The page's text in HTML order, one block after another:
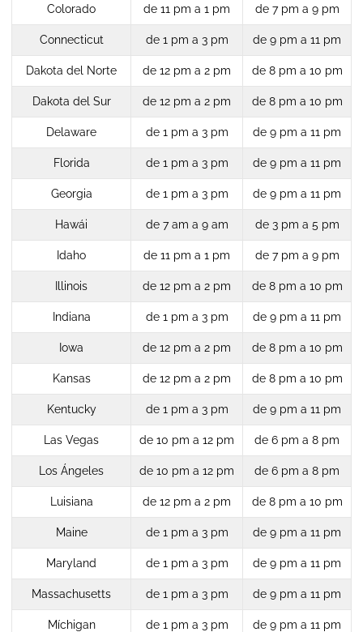
Colorado de 11 pm a 1 pm de 7 pm a 9 pm
Connecticut de 1 pm a 3 pm de 9 pm a 11 pm
Dakota del Norte de 12 pm a 2 pm de 8 pm a 10 pm
Dakota del Sur de 12 pm a 2 pm de 8 pm a 10 pm
Delaware de 1 pm a 3 pm de 9 pm a 11 pm
Florida de 1 pm a 3 pm de 9 pm a 11 pm
Georgia de 1 pm a 3 pm de 9 pm a 11 pm
Hawái de 7 am a 9 am de 3 pm a 5 pm
Idaho de 11 pm a 1 pm de 7 pm a 9 pm
Illinois de 12 pm a 2 pm de 8 pm a 10 pm
Indiana de 1 pm a 3 pm de 9 pm a 11 pm
Iowa de 12 pm a 2 pm de 8 pm a 10 pm
Kansas de 12 pm a 2 pm de 8 pm a 10 pm
Kentucky de 1 pm a 3 pm de 9 pm a 11 pm
Las Vegas de 10 pm a 12 pm de 6 pm a 8 pm
Los Ángeles de 10 pm a 12 pm de 6 pm a 8 pm
Luisiana de 12 pm a 2 pm de 8 pm a 10 pm
Maine de 1 pm a 3 pm de 9 pm a 11 pm
Maryland de 1 pm a 3 pm de 9 pm a 11 pm
Massachusetts de 1 pm a 3 pm de 9 pm a 11 pm
Míchigan de 1 pm a 3 pm de 9 pm a 11 pm